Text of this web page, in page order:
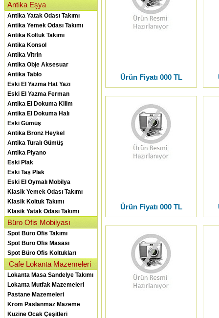
Antika Eşya
Antika Yatak Odası Takımı
Antika Yemek Odası Takımı
Antika Koltuk Takımı
Antika Konsol
Antika Vitrin
Antika Obje Aksesuar
Antika Tablo
Eski El Yazma Hat Yazı
Eski El Yazma Ferman
Antika El Dokuma Kilim
Antika El Dokuma Halı
Eski Gümüş
Antika Bronz Heykel
Antika Turalı Gümüş
Antika Piyano
Eski Plak
Eski Taş Plak
Eski El Oymalı Mobilya
Klasik Yemek Odası Takımı
Klasik Koltuk Takımı
Klasik Yatak Odası Takımı
Büro Ofis Mobilyası
Spot Büro Ofis Takımı
Spot Büro Ofis Masası
Spot Büro Ofis Koltukları
Cafe Lokanta Mazemeleri
Lokanta Masa Sandelye Takımı
Lokanta Mutfak Mazemeleri
Pastane Mazemeleri
Krom Paslanmaz Mazeme
Kuzine Ocak Çeşitleri
Ürün Fiyatı 000 TL
Ürün Fiyatı 000 TL